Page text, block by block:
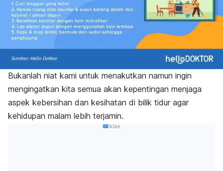
Bukanlah niat kami untuk menakutkan namun ingin
mengingatkan kita semua akan kepentingan menjaga
aspek kebersihan dan kesihatan di bilik tidur agar
kehidupan malam lebih terjamin.
Iklan